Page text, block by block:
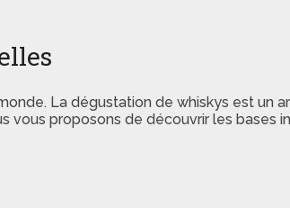
La dégustation de whiskys est un
proposons de découvrir les bases